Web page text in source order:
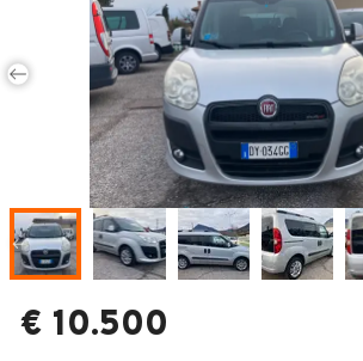
Noleggio a lungo termine
Auto d'epoca
Moto
Camper
Veicoli Commerciali
Concessionari
€ 10.500